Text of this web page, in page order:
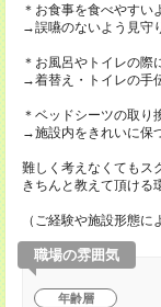
＊お食事を食べやすい
→誤嚥のないよう見守
＊お風呂やトイレの際
→着替え・トイレの手
＊ベッドシーツの取り
→施設内をきれいに保
難しく考えなくてもス
きちんと教えて頂ける
（ご経験や施設形態に
職場の雰囲気
年齢層